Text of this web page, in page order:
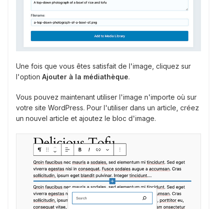
Une fois que vous êtes satisfait de l'image, cliquez sur
l'option Ajouter à la médiathèque.
Vous pouvez maintenant utiliser l'image n'importe où sur
votre site WordPress. Pour l'utiliser dans un article, créez
un nouvel article et ajoutez le bloc d'image.